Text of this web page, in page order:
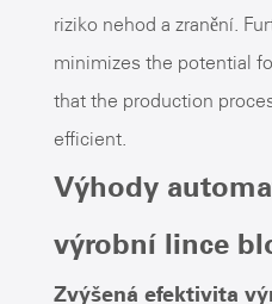
riziko nehod a zranění.
minimizes the potential
that the production
efficient.
Výhody
výrobní lince
Zvýšená efektivita